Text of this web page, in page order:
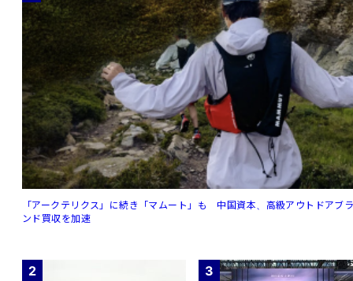
「アークテリクス」に続き「マムート」も 中国資本、高級アウトドアブ
ンド買収を加速
2 3